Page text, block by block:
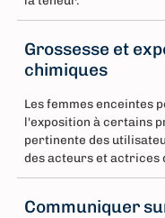
Grossesse et
chimiques
Les femmes enceintes
l'exposition à certains
pertinente des
des acteurs et actrices
Communiquer